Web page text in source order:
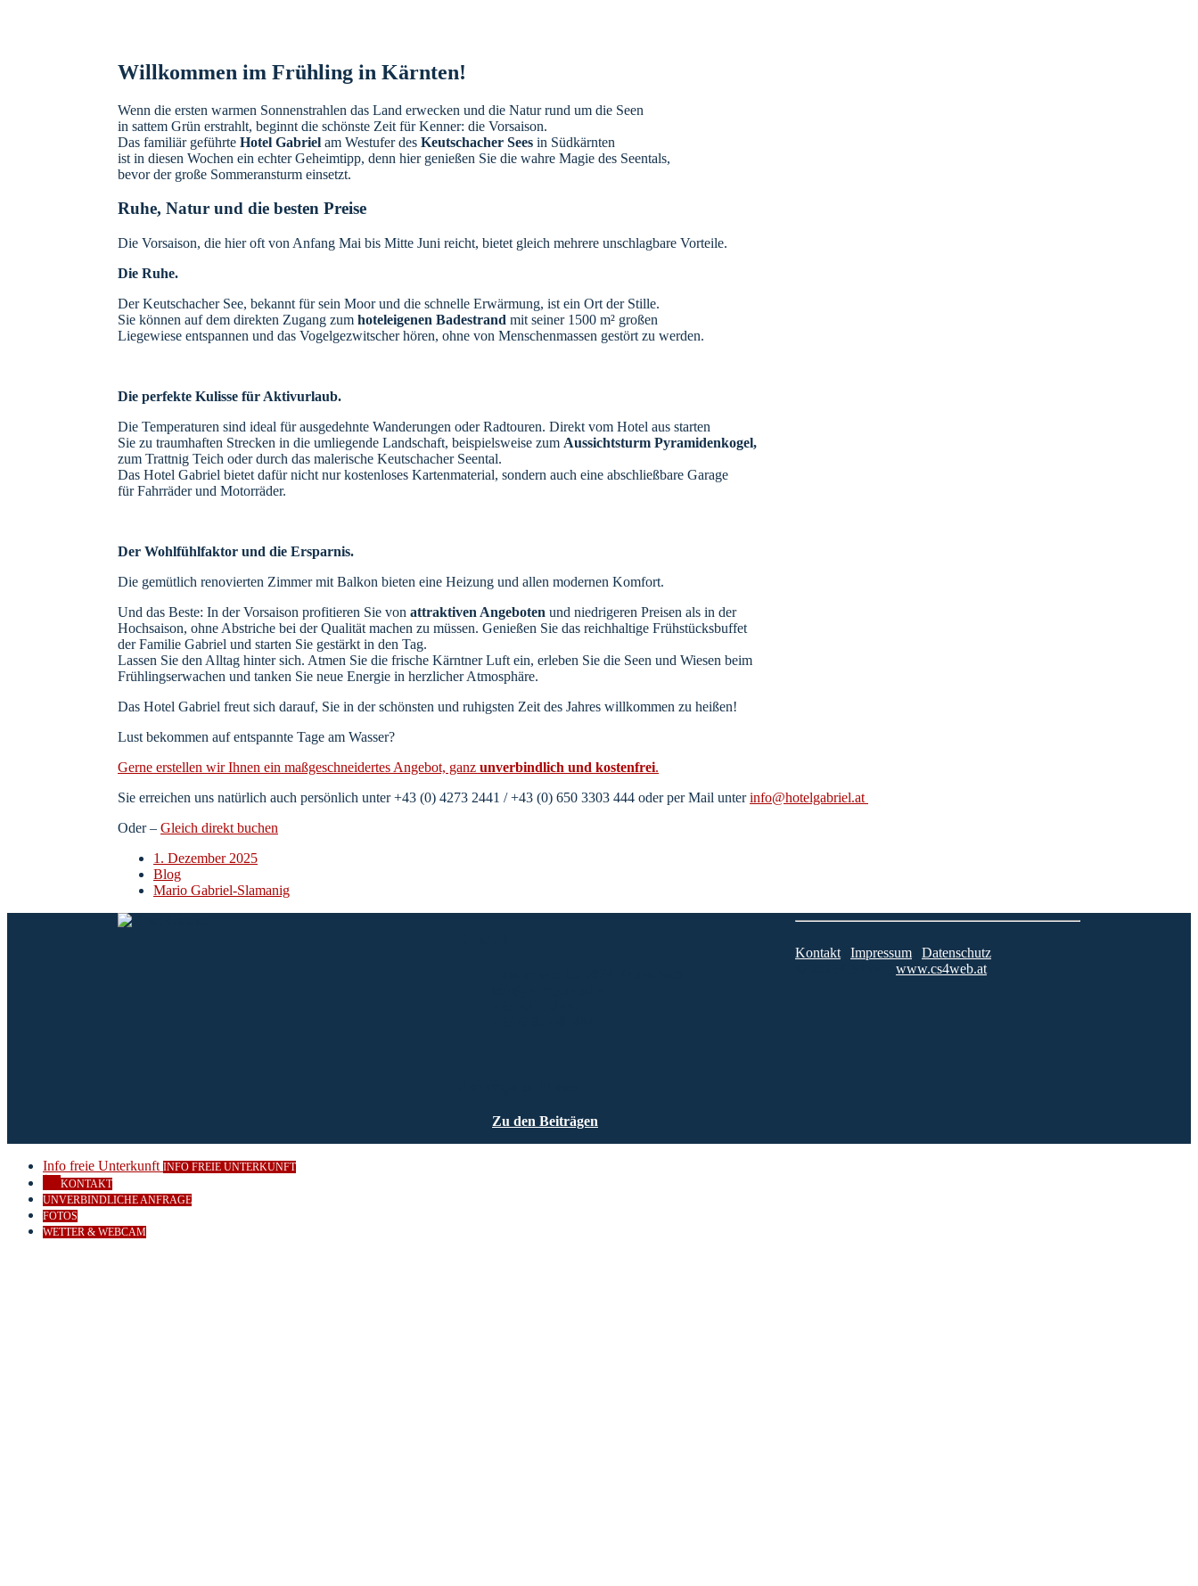
Willkommen im Frühling in Kärnten!
Wenn die ersten warmen Sonnenstrahlen das Land erwecken und die Natur rund um die Seen
in sattem Grün erstrahlt, beginnt die schönste Zeit für Kenner: die Vorsaison.
Das familiär geführte Hotel Gabriel am Westufer des Keutschacher Sees in Südkärnten
ist in diesen Wochen ein echter Geheimtipp, denn hier genießen Sie die wahre Magie des Seentals,
bevor der große Sommeransturm einsetzt.
Ruhe, Natur und die besten Preise
Die Vorsaison, die hier oft von Anfang Mai bis Mitte Juni reicht, bietet gleich mehrere unschlagbare Vorteile.
Die Ruhe.
Der Keutschacher See, bekannt für sein Moor und die schnelle Erwärmung, ist ein Ort der Stille.
Sie können auf dem direkten Zugang zum hoteleigenen Badestrand mit seiner 1500 m² großen
Liegewiese entspannen und das Vogelgezwitscher hören, ohne von Menschenmassen gestört zu werden.
Die perfekte Kulisse für Aktivurlaub.
Die Temperaturen sind ideal für ausgedehnte Wanderungen oder Radtouren. Direkt vom Hotel aus starten
Sie zu traumhaften Strecken in die umliegende Landschaft, beispielsweise zum Aussichtsturm Pyramidenkogel,
zum Trattnig Teich oder durch das malerische Keutschacher Seental.
Das Hotel Gabriel bietet dafür nicht nur kostenloses Kartenmaterial, sondern auch eine abschließbare Garage
für Fahrräder und Motorräder.
Der Wohlfühlfaktor und die Ersparnis.
Die gemütlich renovierten Zimmer mit Balkon bieten eine Heizung und allen modernen Komfort.
Und das Beste: In der Vorsaison profitieren Sie von attraktiven Angeboten und niedrigeren Preisen als in der
Hochsaison, ohne Abstriche bei der Qualität machen zu müssen. Genießen Sie das reichhaltige Frühstücksbuffet
der Familie Gabriel und starten Sie gestärkt in den Tag.
Lassen Sie den Alltag hinter sich. Atmen Sie die frische Kärntner Luft ein, erleben Sie die Seen und Wiesen beim
Frühlingserwachen und tanken Sie neue Energie in herzlicher Atmosphäre.
Das Hotel Gabriel freut sich darauf, Sie in der schönsten und ruhigsten Zeit des Jahres willkommen zu heißen!
Lust bekommen auf entspannte Tage am Wasser?
Gerne erstellen wir Ihnen ein maßgeschneidertes Angebot, ganz unverbindlich und kostenfrei.
Sie erreichen uns natürlich auch persönlich unter +43 (0) 4273 2441 / +43 (0) 650 3303 444 oder per Mail unterinfo@hotelgabriel.at
Oder – Gleich direkt buchen
1. Dezember 2025
Blog
Mario Gabriel-Slamanig
Zu den Beiträgen
Kontakt Impressum
Datenschutz
www.cs4web.at
Info freie Unterkunft INFO FREIE UNTERKUNFT
KONTAKT
UNVERBINDLICHE ANFRAGE
FOTOS
WETTER & WEBCAM